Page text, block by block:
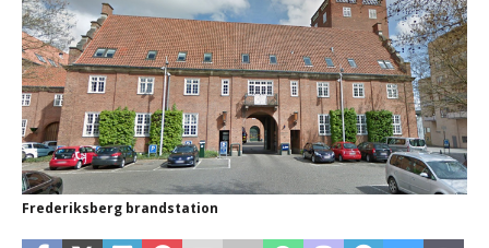
Frederiksberg brandstation